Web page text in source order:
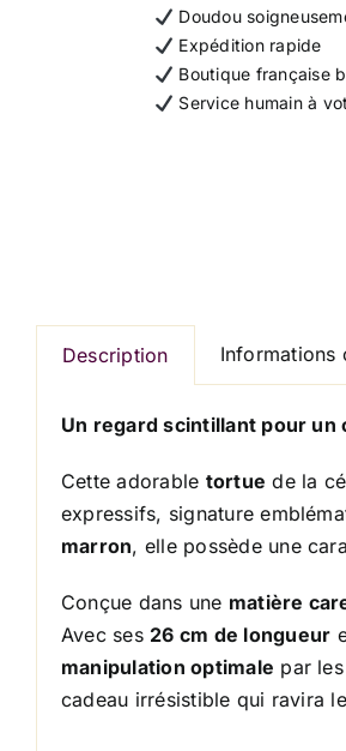
Doudou
Expédition rapide
Boutique française
Service humain à
Description Informations
Un regard scintillant pour un
Cette adorable tortue de la
expressifs, signature
marron, elle possède une
Conçue dans une matière
Avec ses 26 cm de longueur
manipulation optimale par
cadeau irrésistible qui ravira